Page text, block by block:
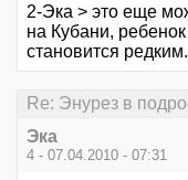
2-Эка > это еще
на Кубани,
становится редким.
Re: Энурез в
Эка
4 - 07.04.2010 - 07:31